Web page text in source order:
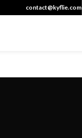
contact@kyflie.com